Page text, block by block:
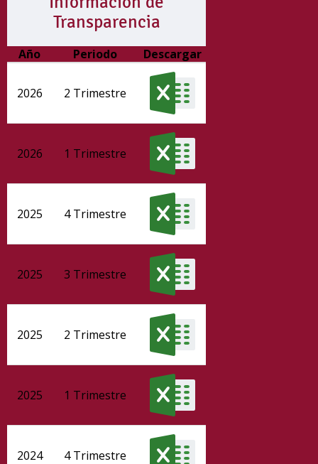
Transparencia
Año Periodo Descargar
2026 2 Trimestre
2026 1 Trimestre
2025 4 Trimestre
2025 3 Trimestre
2025 2 Trimestre
2025 1 Trimestre
2024 4 Trimestre